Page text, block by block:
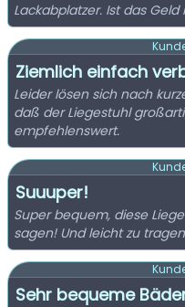
Lackabplatzer. Ist das Geld
Ziemlich einfach
Leider lösen sich nach
daß der Liegestuhl
empfehlenswert.
Suuuper!
Super bequem, diese
sagen! Und leicht zu
Sehr bequeme